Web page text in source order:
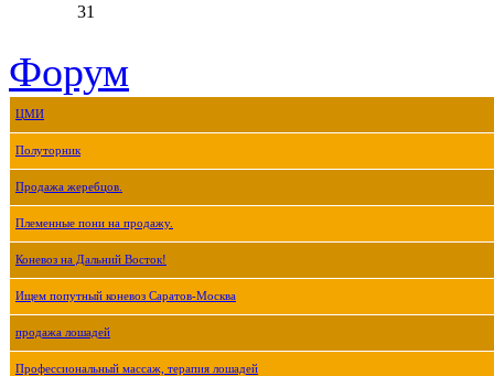
31
Форум
ЦМИ
Полуторник
Продажа жеребцов.
Племенные пони на продажу.
Коневоз на Дальний Восток!
Ищем попутный коневоз Саратов-Москва
продажа лошадей
Профессиональный массаж, терапия лошадей